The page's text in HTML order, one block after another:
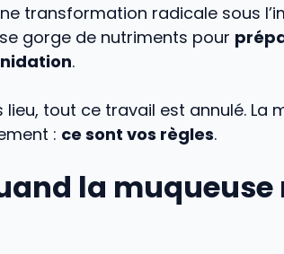
transformation radicale sous
gorge de nutriments pour
.
tout ce travail est annulé. La
: ce sont vos règles.
la muqueuse